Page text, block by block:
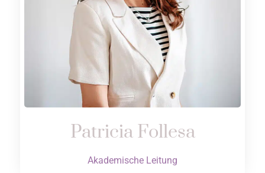
Patricia Follesa
Akademische Leitung